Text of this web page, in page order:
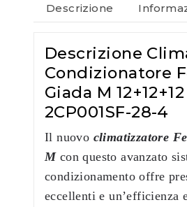
Descrizione
Descrizione
Condizionatore
Giada M
2CP001SF-28-4
Il nuovo climatizzatore
Mcon questo avanzato
condizionamento offre
eccellenti e un’efficienza